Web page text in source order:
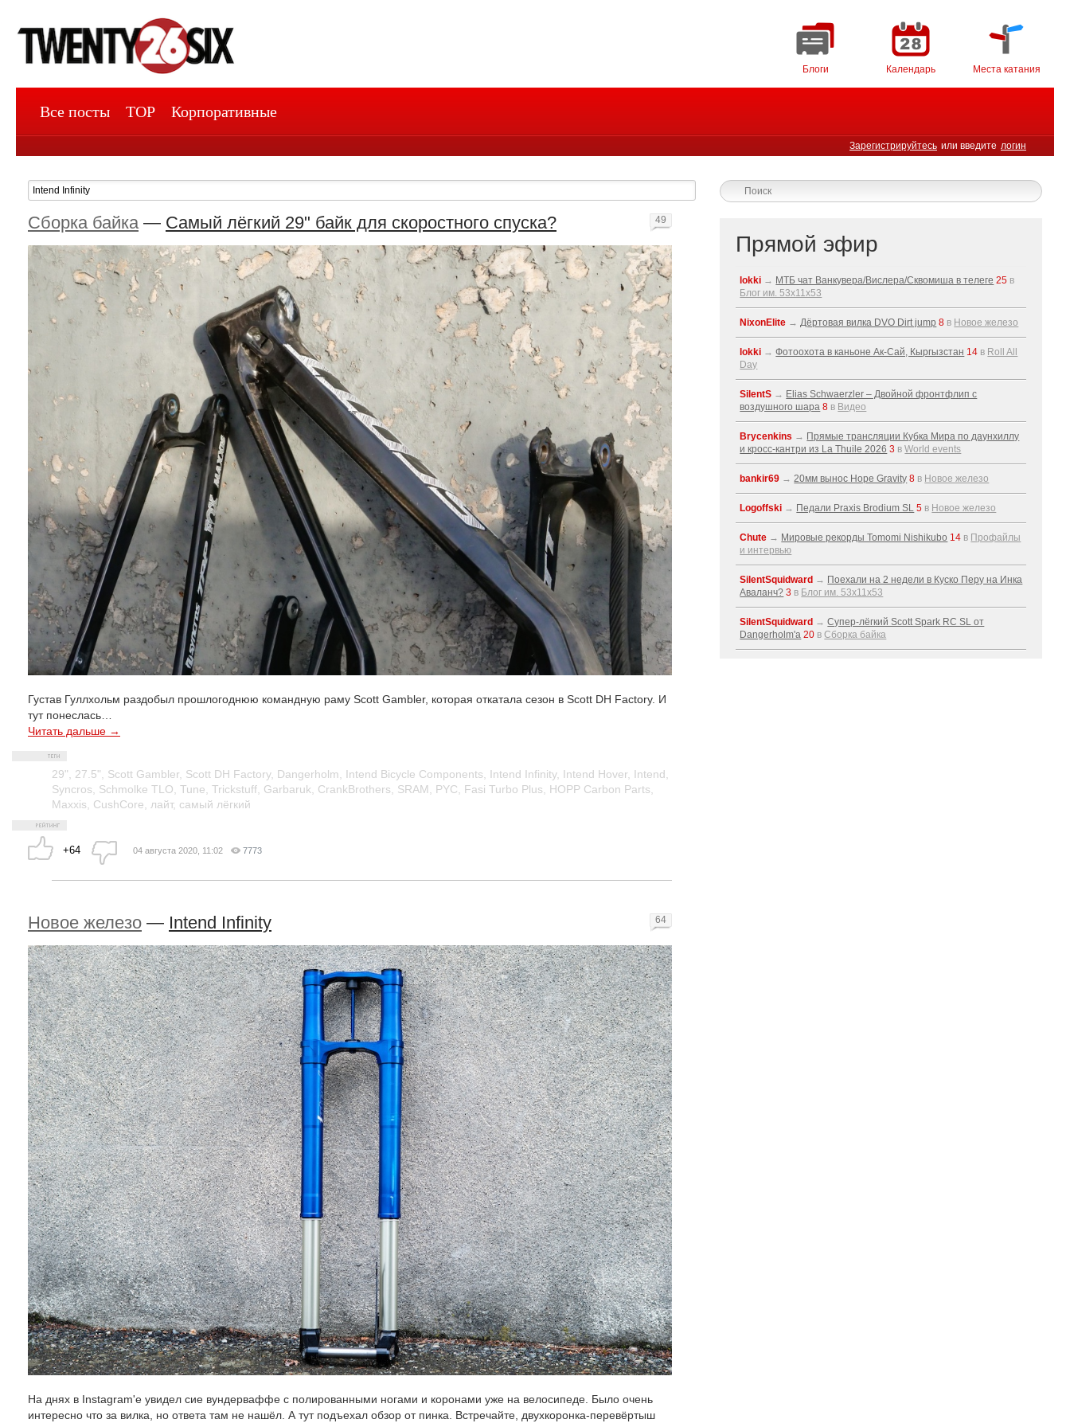
Блоги Календарь Места катания
Зарегистрируйтесь или введите логин
Все посты TOP Корпоративные
Сборка байка— Самый лёгкий 29" байк для скоростного спуска?
Густав Гуллхольм раздобыл прошлогоднюю командную раму Scott Gambler, которая откатала сезон в Scott DH Factory. И
тут понеслась…
Читать дальше →
29" 27.5" Scott Gambler Scott DH Factory, Dangerholm Intend Bicycle Components Intend Infinity, Intend Hover Intend
Syncros
Schmolke TLO Tune Trickstuff Garbaruk CrankBrothers SRAM PYC Fasi Turbo Plus HOPP Carbon Parts
Maxxis
CushCore лайт, самый лёгкий
+64
49
04 августа 2020, 11:02 7773
Новое железо — Intend Infinity
На днях в Instagram'e увидел сие вундерваффе с полированными ногами и коронами уже на велосипеде. Было очень
интересно что за вилка, но ответа там не нашёл. А тут подъехал обзор от пинка. Встречайте, двухкоронка-перевёртыш
64
Прямой эфир
lokki → МТБ чат Ванкувера/Вислера/Сквомиша в телеге 25 в
Блог им. 53x11x53
NixonElite →Дёртовая вилка DVO Dirt jump 8 в Новое железо
lokki →Фотоохота в каньоне Ак-Cай, Кыргызстан 14 в Roll All
Day
SilentS → Elias Schwaerzler – Двойной фронтфлип с
воздушного шара 8 в Видео
Brycenkins → Прямые трансляции Кубка Мира по даунхиллу
и кросс-кантри из La Thuile 2026 3 вWorld events
bankir69 →20мм вынос Hope Gravity 8 в Новое железо
Logoffski → Педали Praxis Brodium SL 5 в Новое железо
Chute → Мировые рекорды Tomomi Nishikubo 14 в Профайлы
и интервью
SilentSquidward → Поехали на 2 недели в Куско Перу на Инка
Аваланч? 3 в Блог им. 53x11x53
SilentSquidward →Супер-лёгкий Scott Spark RC SL от
Dangerholm'a 20 вСборка байка